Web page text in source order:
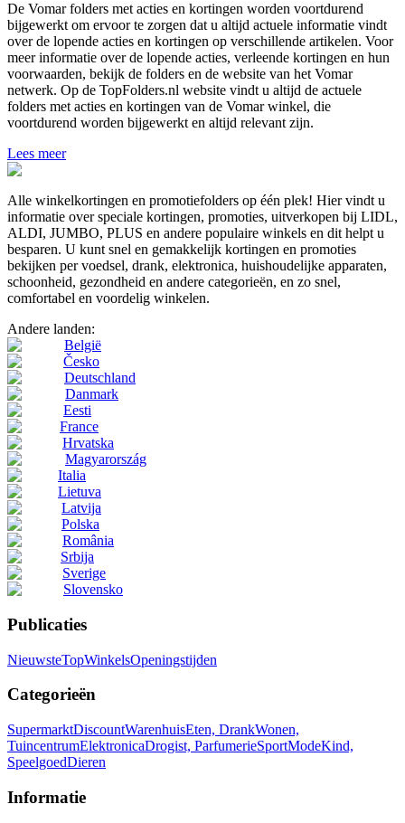
De Vomar folders met acties en kortingen worden voortdurend
bijgewerkt om ervoor te zorgen dat u altijd actuele informatie vindt
over de lopende acties en kortingen op verschillende artikelen. Voor
meer informatie over de lopende acties, verleende kortingen en hun
voorwaarden, bekijk de folders en de website van het Vomar
netwerk. Op de TopFolders.nl website vindt u altijd de actuele
folders met acties en kortingen van de Vomar winkel, die
voortdurend worden bijgewerkt en altijd relevant zijn.
Lees meer
Alle winkelkortingen en promotiefolders op één plek! Hier vindt u
informatie over speciale kortingen, promoties, uitverkopen bij LIDL,
ALDI, JUMBO, PLUS en andere populaire winkels en dit helpt u
besparen. U kunt snel en gemakkelijk kortingen en promoties
bekijken per voedsel, drank, elektronica, huishoudelijke apparaten,
schoonheid, gezondheid en andere categorieën, en zo snel,
comfortabel en voordelig winkelen.
Andere landen:
België
Česko
Deutschland
Danmark
Eesti
France
Hrvatska
Magyarország
Italia
Lietuva
Latvija
Polska
România
Srbija
Sverige
Slovensko
Publicaties
NieuwsteTopWinkelsOpeningstijden
Categorieën
SupermarktDiscountWarenhuisEten, DrankWonen,
TuincentrumElektronicaDrogist, ParfumerieSportModeKind,
SpeelgoedDieren
Informatie